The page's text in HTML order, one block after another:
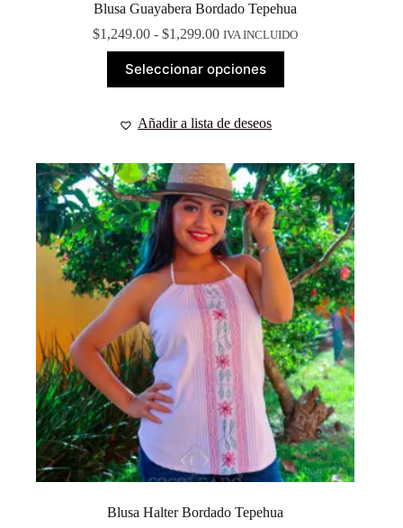
Blusa Guayabera Bordado Tepehua
$1,249.00 - $1,299.00Rango
de
precios:
$1,299.00
IVA INCLUIDO
Seleccionar opciones
producto
tiene
variantes.
se
pueden
elegir
en
la
página
producto
Añadir a lista de deseos
Blusa Halter Bordado Tepehua